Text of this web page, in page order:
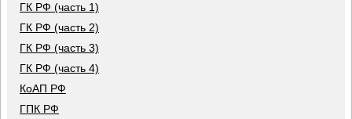
ГК РФ (часть 1)
ГК РФ (часть 2)
ГК РФ (часть 3)
ГК РФ (часть 4)
КоАП РФ
ГПК РФ